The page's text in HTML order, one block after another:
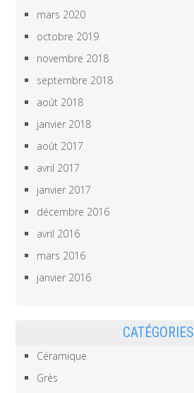
mars 2020
octobre 2019
novembre 2018
septembre 2018
août 2018
janvier 2018
août 2017
avril 2017
janvier 2017
décembre 2016
avril 2016
mars 2016
janvier 2016
CATÉGORIES
Céramique
Grès